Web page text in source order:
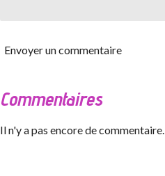
Envoyer un commentaire
Commentaires
Il n'y a pas encore de commentaire.